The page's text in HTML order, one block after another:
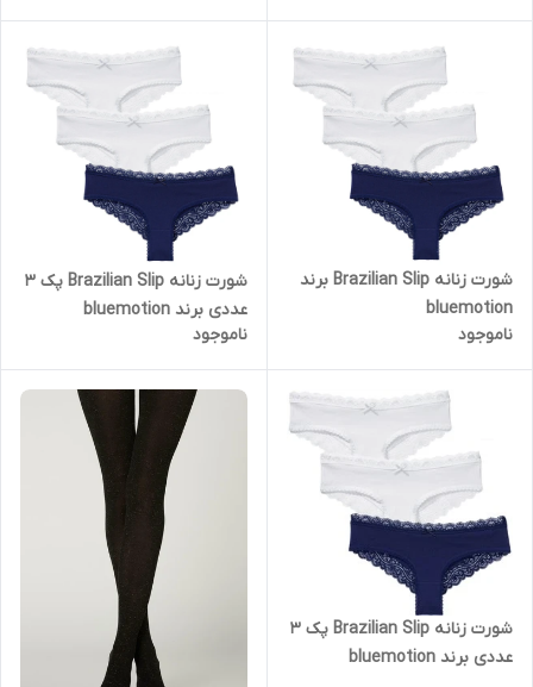
شورت زنانه Brazilian Slip برند
bluemotion
ناموجود
شورت زنانه Brazilian Slip پک 3
عددی برند bluemotion
ناموجود
شورت زنانه Brazilian Slip پک 3
عددی برند bluemotion